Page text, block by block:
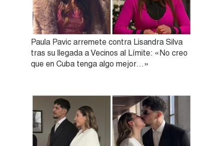
Paula Pavic arremete contra Lisandra Silva
tras su llegada a Vecinos al Límite: «No creo
que en Cuba tenga algo mejor…»